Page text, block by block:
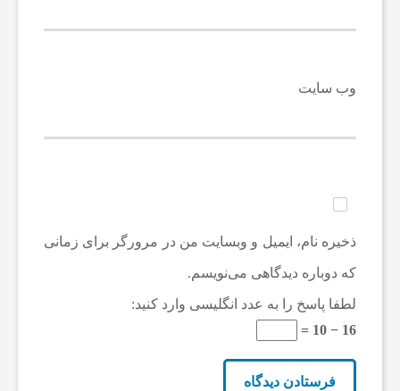
وب‌ سایت
ذخیره نام، ایمیل و وبسایت من در مرورگر برای زمانی
که دوباره دیدگاهی می‌نویسم.
لطفا پاسخ را به عدد انگلیسی وارد کنید:
16 − 10 =